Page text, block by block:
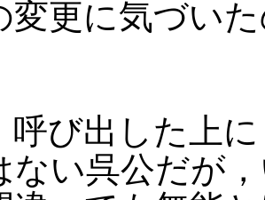
更に気づい
び出した上
ない呉公だが